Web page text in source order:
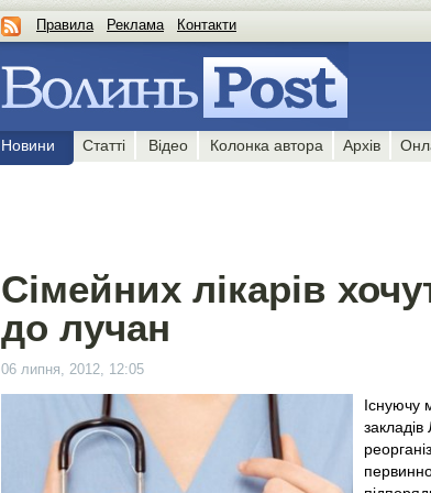
Правила Реклама Контакти
Новини Статті Відео Колонка автора Архів
Сімейних лікарів
до лучан
06 липня, 2012, 12:05
Існуючу